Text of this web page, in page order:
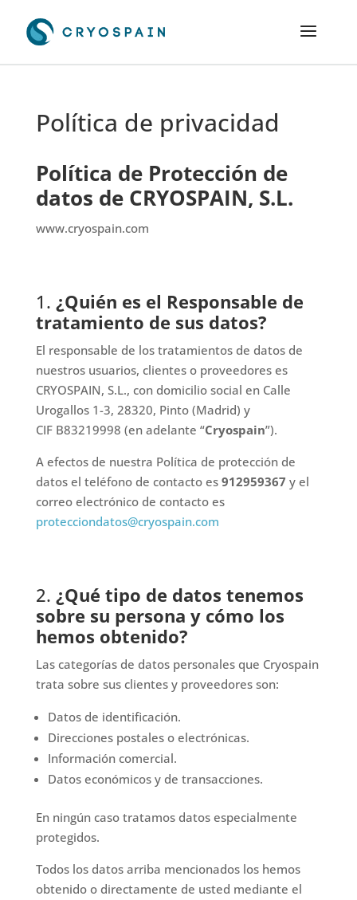
Política de privacidad
Política de Protección de
datos de CRYOSPAIN, S.L.
www.cryospain.com
1. ¿Quién es el Responsable de
tratamiento de sus datos?
El responsable de los tratamientos de datos de
nuestros usuarios, clientes o proveedores es
CRYOSPAIN, S.L., con domicilio social en Calle
Urogallos 1-3, 28320, Pinto (Madrid) y
CIF B83219998 (en adelante “Cryospain”).
A efectos de nuestra Política de protección de
datos el teléfono de contacto es 912959367 y el
correo electrónico de contacto es
protecciondatos@cryospain.com
2. ¿Qué tipo de datos tenemos
sobre su persona y cómo los
hemos obtenido?
Las categorías de datos personales que Cryospain
trata sobre sus clientes y proveedores son:
Datos de identificación.
Direcciones postales o electrónicas.
Información comercial.
Datos económicos y de transacciones.
En ningún caso tratamos datos especialmente
protegidos.
Todos los datos arriba mencionados los hemos
obtenido o directamente de usted mediante el